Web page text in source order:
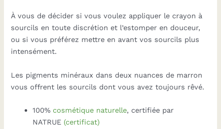
À vous de décider si vous voulez appliquer le crayon à
sourcils en toute discrétion et l’estomper en douceur,
ou si vous préférez mettre en avant vos sourcils plus
intensément.
Les pigments minéraux dans deux nuances de marron
vous offrent les sourcils dont vous avez toujours rêvé.
100%cosmétique naturelle, certifiée par
NATRUE (certificat)